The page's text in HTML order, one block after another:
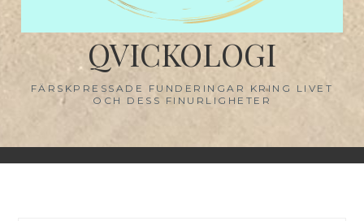
QVICKOLOGI
FÄRSKPRESSADE FUNDERINGAR KRING LIVET
OCH DESS FINURLIGHETER